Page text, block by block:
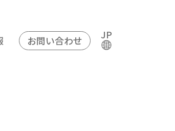
お問い合わせ JP